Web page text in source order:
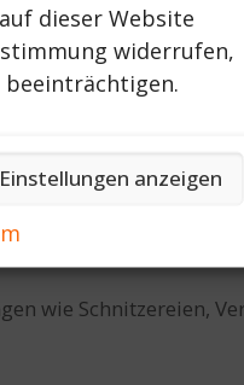
dieser Website
widerrufen,
Einstellungen anzeigen
der
Telemea
wie Schnitzereien,